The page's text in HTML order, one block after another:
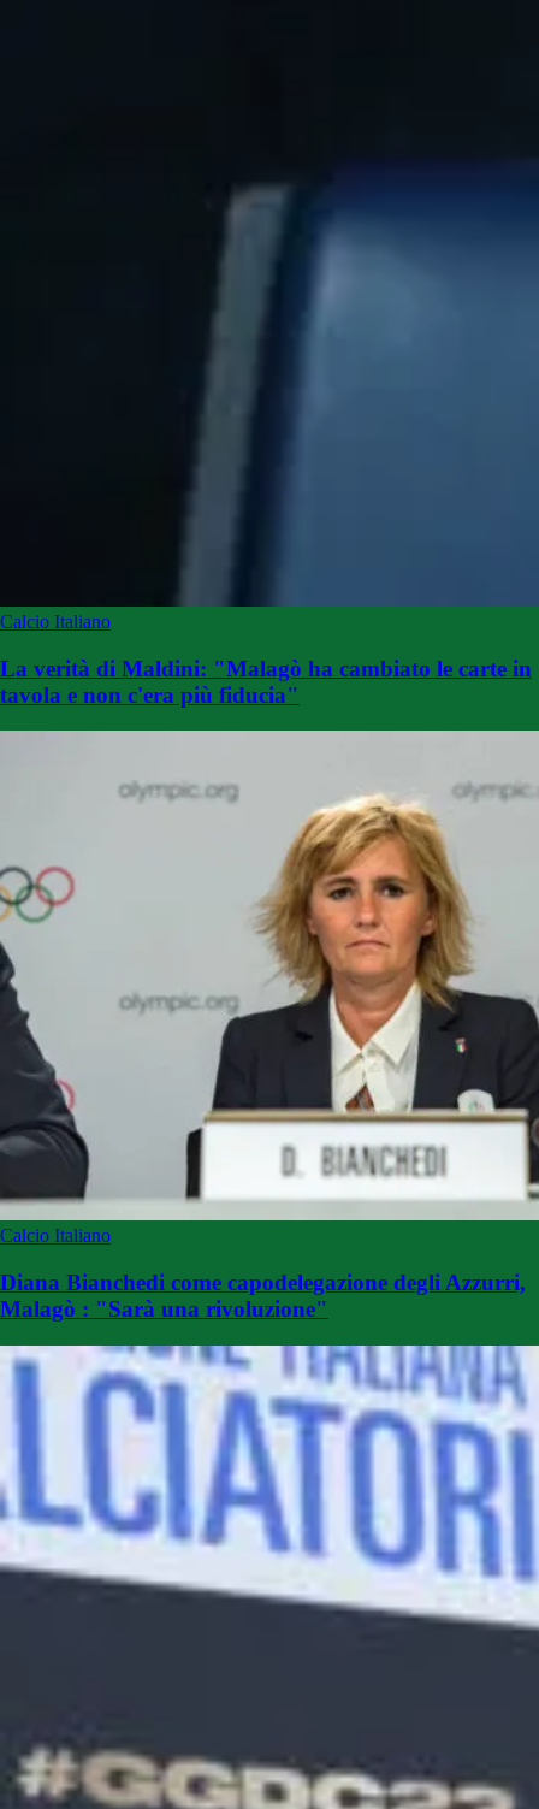
Calcio Italiano
La verità di Maldini: "Malagò ha cambiato le carte in
tavola e non c'era più fiducia"
Calcio Italiano
Diana Bianchedi come capodelegazione degli Azzurri,
Malagò : "Sarà una rivoluzione"